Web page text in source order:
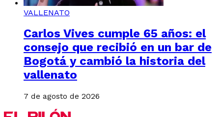
VALLENATO
Carlos Vives cumple 65 años: el
consejo que recibió en un bar de
Bogotá y cambió la historia del
vallenato
7 de agosto de 2026